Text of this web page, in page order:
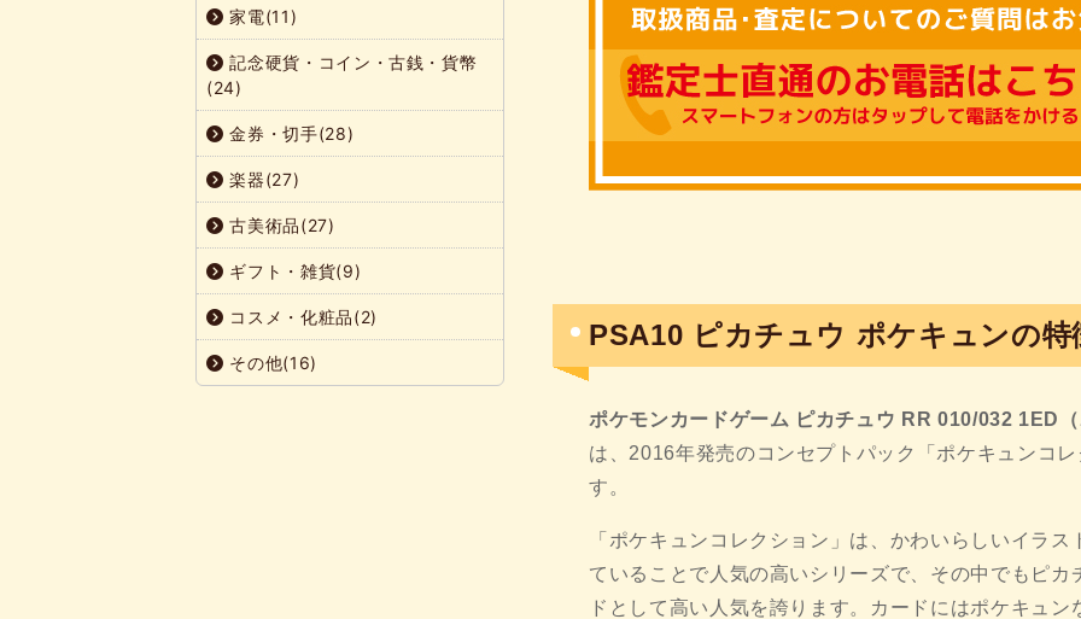
PSA10 ピカチュウ ポケキュンの特
ポケモンカードゲーム ピカチュウ RR 010/032 1ED
は、2016年発売のコンセプトパック「ポケキュンコ
す。
「ポケキュンコレクション」は、かわいらしいイラ
ていることで人気の高いシリーズで、その中でもピ
ドとして高い人気を誇ります。カードにはポケキュ
家電(11)
記念硬貨・コイン・古銭・貨幣
(24)
金券・切手(28)
楽器(27)
古美術品(27)
ギフト・雑貨(9)
コスメ・化粧品(2)
その他(16)